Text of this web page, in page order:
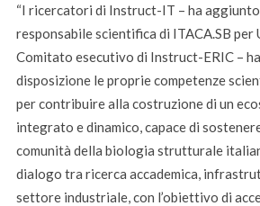
“I ricercatori di Instruct-IT – ha aggiunto
responsabile scientifica di ITACA.SB per
Comitato esecutivo di Instruct-ERIC –
disposizione le proprie competenze
per contribuire alla costruzione di un
integrato e dinamico, capace di
comunità della biologia strutturale
dialogo tra ricerca accademica,
settore industriale, con l’obiettivo di